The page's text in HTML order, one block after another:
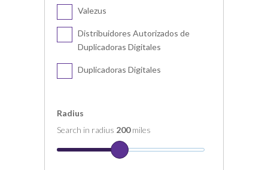
Valezus
Distribuidores Autorizados de
Duplicadoras Digitales
Duplicadoras Digitales
Radius
Search in radius 200miles